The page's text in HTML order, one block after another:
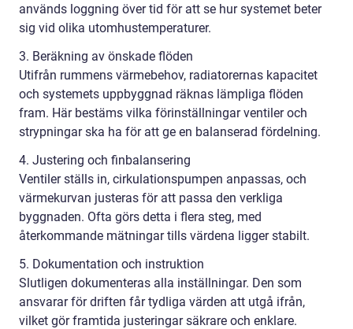
används loggning över tid för att se hur systemet beter
sig vid olika utomhustemperaturer.
3. Beräkning av önskade flöden
Utifrån rummens värmebehov, radiatorernas kapacitet
och systemets uppbyggnad räknas lämpliga flöden
fram. Här bestäms vilka förinställningar ventiler och
strypningar ska ha för att ge en balanserad fördelning.
4. Justering och finbalansering
Ventiler ställs in, cirkulationspumpen anpassas, och
värmekurvan justeras för att passa den verkliga
byggnaden. Ofta görs detta i flera steg, med
återkommande mätningar tills värdena ligger stabilt.
5. Dokumentation och instruktion
Slutligen dokumenteras alla inställningar. Den som
ansvarar för driften får tydliga värden att utgå ifrån,
vilket gör framtida justeringar säkrare och enklare.